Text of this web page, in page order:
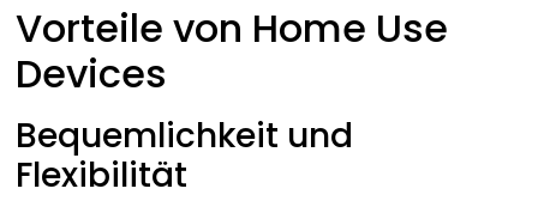
Vorteile von Home Use
Devices
Bequemlichkeit und
Flexibilität